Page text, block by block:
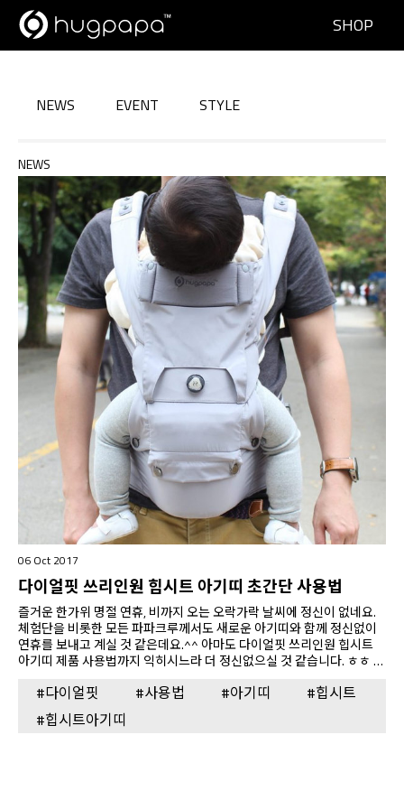
SHOP
NEWS EVENT STYLE
NEWS
06 Oct 2017
다이얼핏 쓰리인원 힙시트 아기띠 초간단 사용법
즐거운 한가위 명절 연휴, 비까지 오는 오락가락 날씨에 정신이 없네요.
체험단을 비롯한 모든 파파크루께서도 새로운 아기띠와 함께 정신없이
연휴를 보내고 계실 것 같은데요.^^ 아마도 다이얼핏 쓰리인원 힙시트
아기띠 제품 사용법까지 익히시느라 더 정신없으실 것 같습니다. ㅎㅎ 하
기능으로 새로운 아기 안아주기 경험을 하실 수 있답니다. 물론 제품 박
스에 동봉된 사용설명서를 통해서 이미 쉽게 이해하셨을 수도 있지만..
여기 아주 간단한 사용법과 몇가지 팁을 블로그를 통해 다시 공유드리니,
#다이얼핏 #사용법 #아기띠
#힙시트
#힙시트아기띠